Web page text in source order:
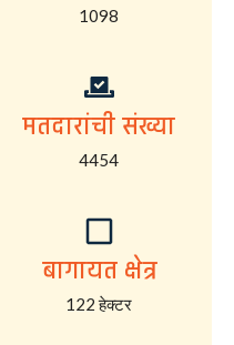
1098
मतदारांची संख्या
4454
बागायत क्षेत्र
122 हेक्टर